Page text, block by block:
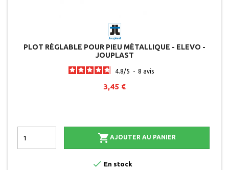
PLOT RÉGLABLE POUR PIEU MÉTALLIQUE - ELEVO -
JOUPLAST
4.8/5 - 8 avis
3,45 €
 AJOUTER AU PANIER
 En stock